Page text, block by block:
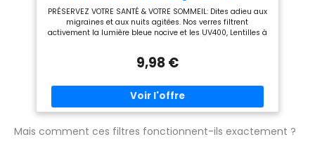
PRÉSERVEZ VOTRE SANTÉ & VOTRE SOMMEIL: Dites adieu aux
migraines et aux nuits agitées. Nos verres filtrent
activement la lumière bleue nocive et les UV400, Lentilles à
faible distorsion des couleurs offrant un équilibre parfait
endormissement plus rapide et réparateur CONFORT ULTIME
longtemps sans ni picotements. Conçues pour réduire
drastiquement la fatigue visuelle numérique, ces lunettes
repos sont l'allié indispensable pour vos sessions de
gaming intenses ou vos longues journées sur ordinateur
SENSATION DE LÉGÈRETÉ ABSOLUE: Oubliez que vous les
portez grâce à une ergonomie étudiée qui ne comprime pas
9,98 €
Mais comment ces filtres fonctionnent-ils exactement ?